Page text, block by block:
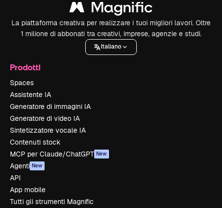
La piattaforma creativa per realizzare i tuoi migliori lavori. Oltre
1 milione di abbonati tra creativi, imprese, agenzie e studi.
Italiano
Prodotti
Spaces
Assistente IA
Generatore di immagini IA
Generatore di video IA
Sintetizzatore vocale IA
Contenuti stock
MCP per Claude/ChatGPT New
Agenti New
API
App mobile
Tutti gli strumenti Magnific